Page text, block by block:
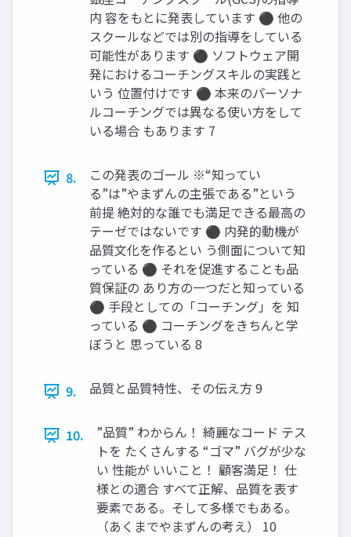
内 容をもとに発表しています ⚫ 他の
スクールなどでは別の指導をしている
可能性があります ⚫ ソフトウェア開
発におけるコーチングスキルの実践と
いう 位置付けです ⚫ 本来のパーソナ
ルコーチングでは異なる使い方をして
いる場合 もあります 7
8.
この発表のゴール ※“知ってい
る”は”やまずんの主張である”という
前提 絶対的な誰でも満足できる最高の
テーゼではないです ⚫ 内発的動機が
品質文化を作るとい う側面について知
っている ⚫ それを促進することも品
質保証の あり方の一つだと知っている
⚫ 手段としての「コーチング」を 知
っている ⚫ コーチングをきちんと学
ぼうと 思っている 8
9. 品質と品質特性、その伝え方 9
10.
”品質” わからん！ 綺麗なコード テス
トを たくさんする “ゴマ” バグが少な
い 性能が いいこと！ 顧客満足！ 仕
様との適合 すべて正解、品質を表す
要素である。そして多様でもある。
（あくまでやまずんの考え） 10